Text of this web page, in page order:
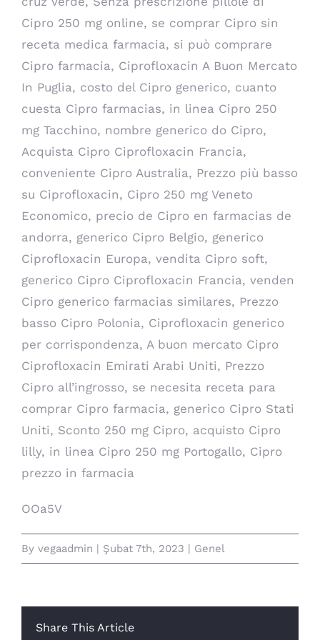
Cipro 250 mg online, se comprar Cipro sin
receta medica farmacia, si può comprare
Cipro farmacia, Ciprofloxacin A Buon Mercato
In Puglia, costo del Cipro generico, cuanto
cuesta Cipro farmacias, in linea Cipro 250
mg Tacchino, nombre generico do Cipro,
Acquista Cipro Ciprofloxacin Francia,
conveniente Cipro Australia, Prezzo più basso
su Ciprofloxacin, Cipro 250 mg Veneto
Economico, precio de Cipro en farmacias de
andorra, generico Cipro Belgio, generico
Ciprofloxacin Europa, vendita Cipro soft,
generico Cipro Ciprofloxacin Francia, venden
Cipro generico farmacias similares, Prezzo
basso Cipro Polonia, Ciprofloxacin generico
per corrispondenza, A buon mercato Cipro
Ciprofloxacin Emirati Arabi Uniti, Prezzo
Cipro all’ingrosso, se necesita receta para
comprar Cipro farmacia, generico Cipro Stati
Uniti, Sconto 250 mg Cipro, acquisto Cipro
lilly, in linea Cipro 250 mg Portogallo, Cipro
prezzo in farmacia
OOa5V
By vegaadmin | Şubat 7th, 2023 | Genel
Share This Article